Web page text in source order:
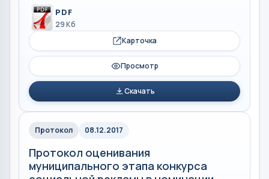
PDF
29 Кб
Карточка
Просмотр
Скачать
Протокол 08.12.2017
Протокол оценивания
муниципального этапа конкурса